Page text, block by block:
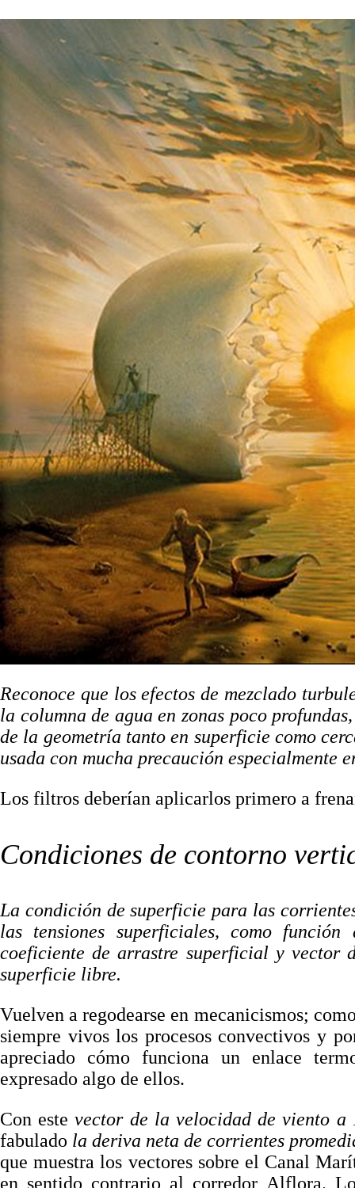
Reconoce que los efectos de mezclado
la columna de agua en zonas poco
de la geometría tanto en superficie como
usada con mucha precaución especialmente
Los filtros deberían aplicarlos primero a
Condiciones de contorno
La condición de superficie para las
las tensiones superficiales, como
coeficiente de arrastre superficial y
superficie libre.
Vuelven a regodearse en mecanicismos;
siempre vivos los procesos convectivos y
apreciado cómo funciona un enlace
expresado algo de ellos.
Con estevector de la velocidad de viento
fabulado la deriva neta de corrientes
que muestra los vectores sobre el Canal
en sentido contrario al corredor Alflora.